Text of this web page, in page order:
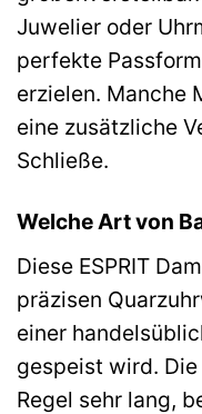
Juwelier oder
perfekte
erzielen. Manche
eine zusätzliche
Schließe.
Welche Art von
Diese ESPRIT
präzisen
einer
gespeist wird.
Regel sehr lang,